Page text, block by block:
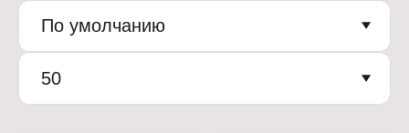
По умолчанию
50